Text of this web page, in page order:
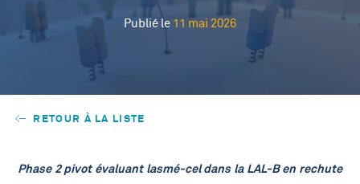
Publié le 11 mai 2026
RETOUR À LA LISTE
Phase 2 pivot évaluant lasmé-cel dans la LAL-B en rechute